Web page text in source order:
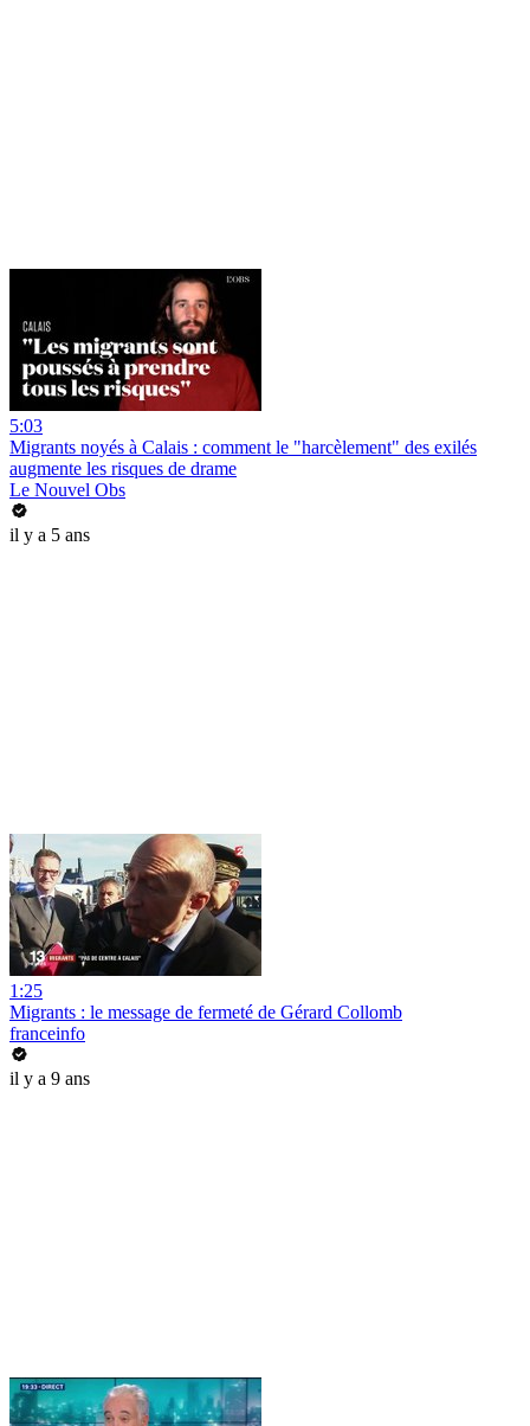
5:03
Migrants noyés à Calais : comment le "harcèlement" des exilés
augmente les risques de drame
Le Nouvel Obs
il y a 5 ans
1:25
Migrants : le message de fermeté de Gérard Collomb
franceinfo
il y a 9 ans